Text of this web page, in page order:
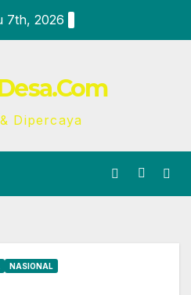
7th, 2026
Dipercaya
NASIONAL